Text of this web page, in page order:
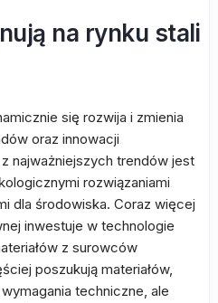
na rynku stali
się rozwija i zmienia
oraz innowacji
najważniejszych trendów jest
rozwiązaniami
dla środowiska. Coraz więcej
inwestuje w technologie
z surowców
poszukują materiałów,
techniczne, ale